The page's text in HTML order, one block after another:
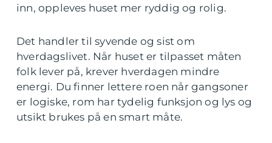
inn, oppleves huset mer ryddig og rolig.
Det handler til syvende og sist om
hverdagslivet. Når huset er tilpasset måten
folk lever på, krever hverdagen mindre
energi. Du finner lettere roen når gangsoner
er logiske, rom har tydelig funksjon og lys og
utsikt brukes på en smart måte.